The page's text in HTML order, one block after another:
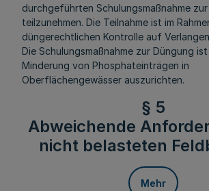
durchgeführten Schulungsmaßnahme
teilzunehmen. Die Teilnahme ist im
düngerechtlichen Kontrolle auf
Die Schulungsmaßnahme zur Düngung
Minderung von Phosphateinträgen in
Oberflächengewässer auszurichten.
§ 5
Abweichende
nicht belasteten
Mehr